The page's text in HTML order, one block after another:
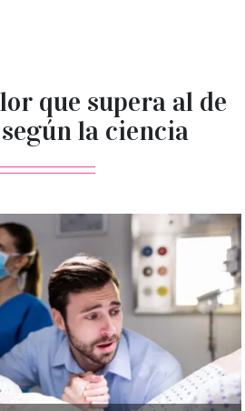
que supera al de
la ciencia